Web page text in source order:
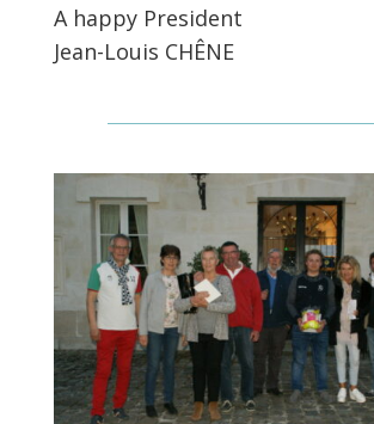
A happy President
Jean-Louis CHÊNE